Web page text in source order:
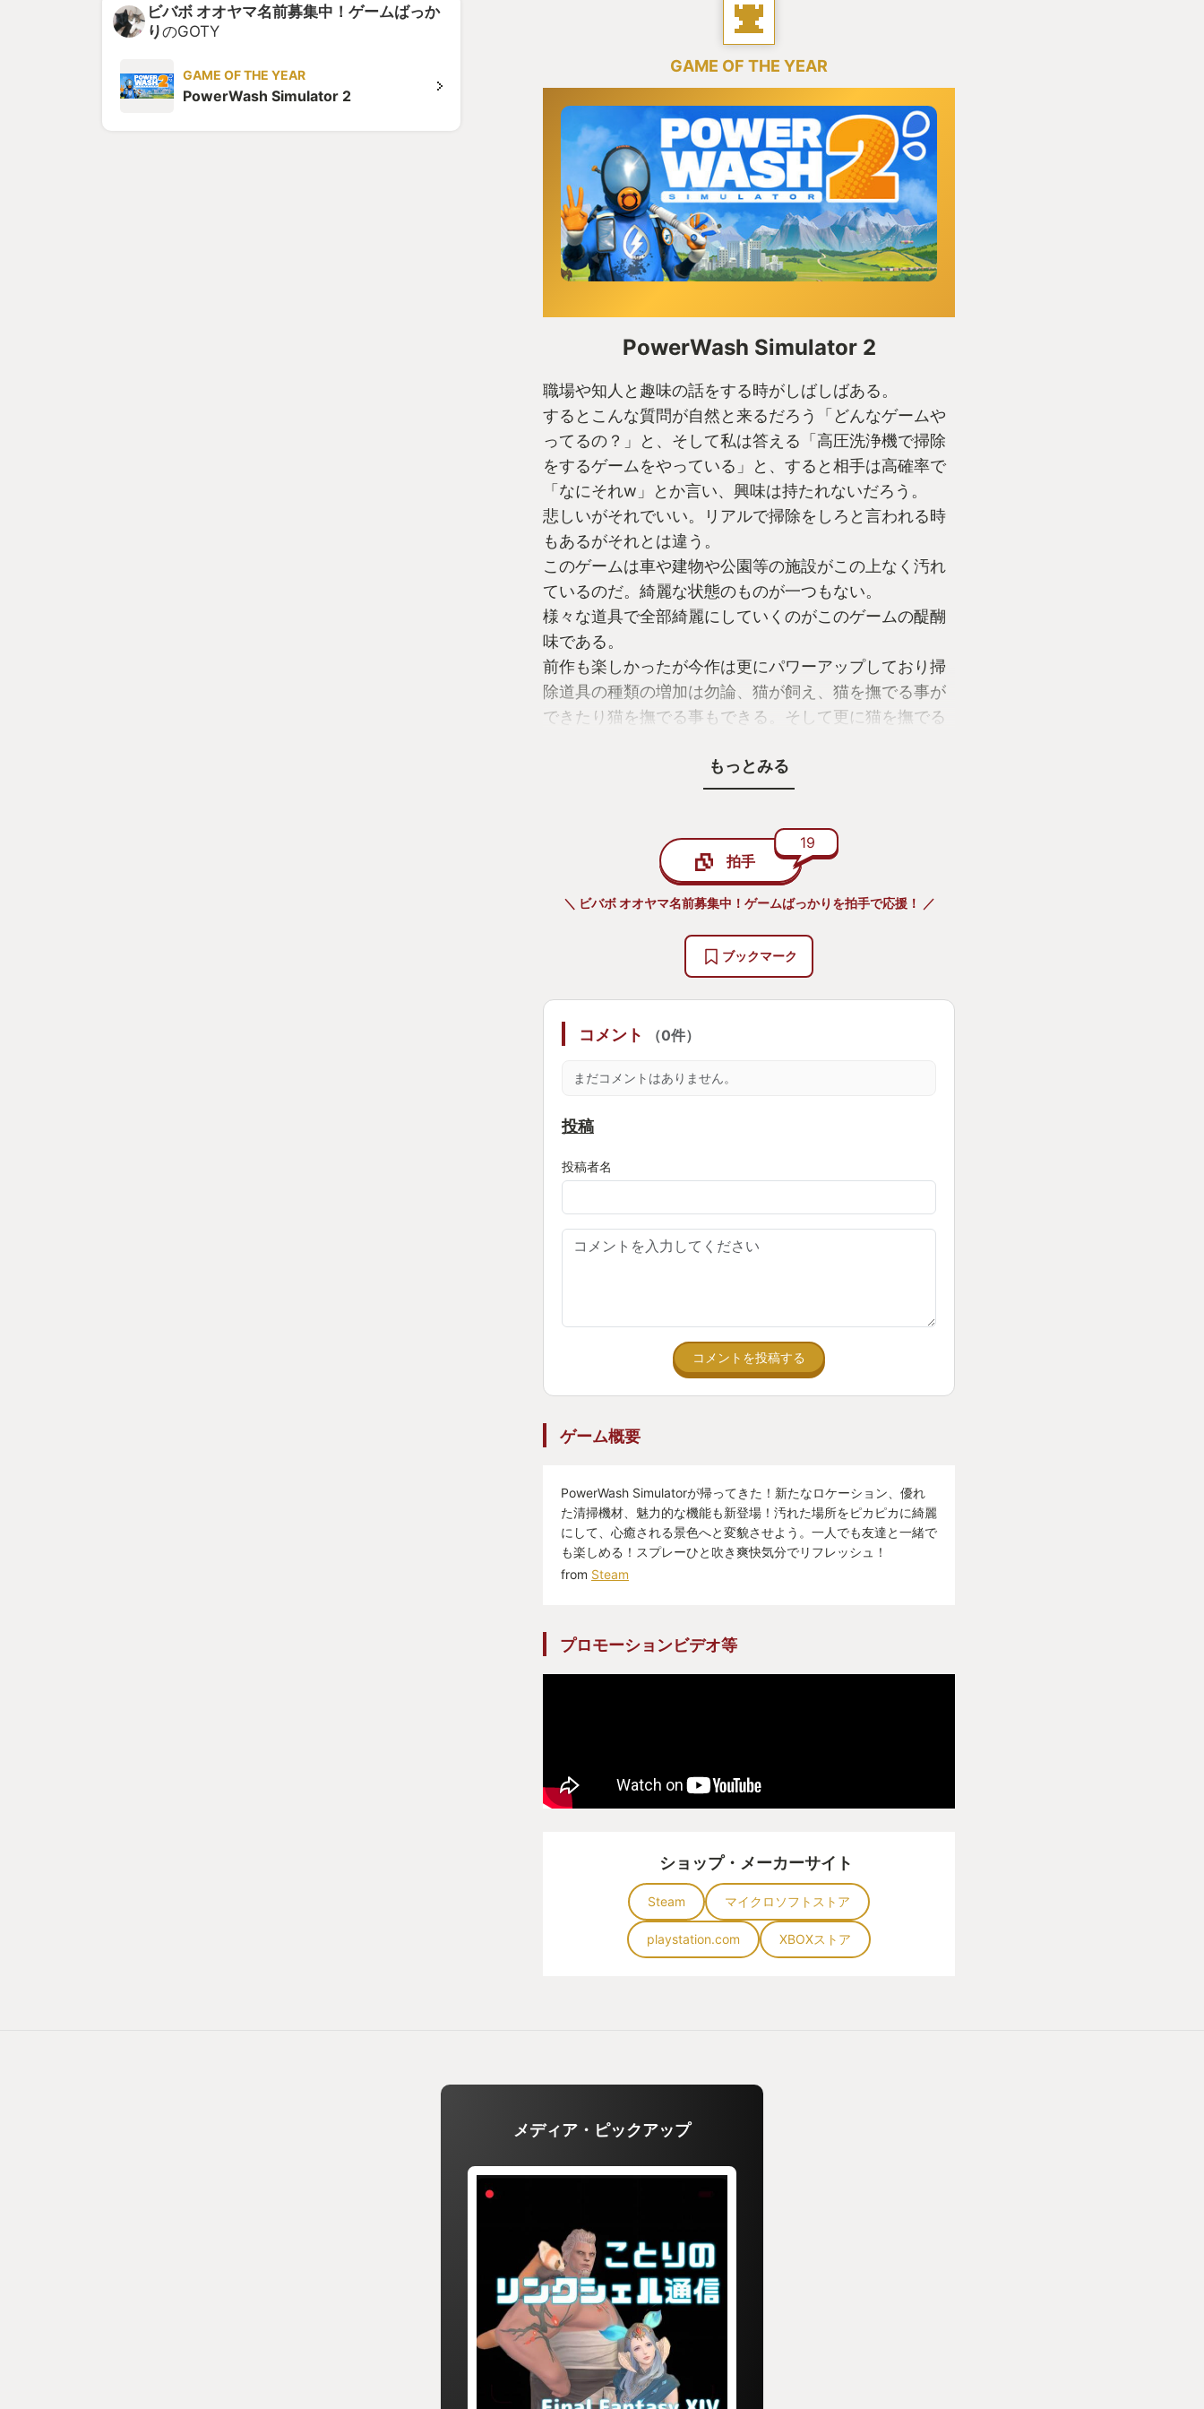
ビバボ オオヤマ名前募集中！ゲームばっか
りのGOTY
GAME OF THE YEAR
PowerWash Simulator 2
GAME OF THE YEAR
PowerWash Simulator 2
職場や知人と趣味の話をする時がしばしばある。
するとこんな質問が自然と来るだろう「どんなゲームや
ってるの？」と、そして私は答える「高圧洗浄機で掃除
をするゲームをやっている」と、すると相手は高確率で
「なにそれw」とか言い、興味は持たれないだろう。
悲しいがそれでいい。リアルで掃除をしろと言われる時
もあるがそれとは違う。
このゲームは車や建物や公園等の施設がこの上なく汚れ
ているのだ。綺麗な状態のものが一つもない。
様々な道具で全部綺麗にしていくのがこのゲームの醍醐
味である。
前作も楽しかったが今作は更にパワーアップしており掃
除道具の種類の増加は勿論、猫が飼え、猫を撫でる事が
できたり猫を撫でる事もできる。そして更に猫を撫でる
まだ全クリはしていないがちょっとした時間に少しずつ
のは仕方がないのであろう。
なので私はこのゲームを他人に勧めたりはしない。
私だけが好きなゲームでいいのだから。
もっとみる
拍手
19
＼ ビバボ オオヤマ名前募集中！ゲームばっかりを拍手で応援！ ／
ブックマーク
コメント （0件）
まだコメントはありません。
投稿
投稿者名
コメントを投稿する
ゲーム概要
PowerWash Simulatorが帰ってきた！新たなロケーション、優れ
た清掃機材、魅力的な機能も新登場！汚れた場所をピカピカに綺麗
にして、心癒される景色へと変貌させよう。一人でも友達と一緒で
も楽しめる！スプレーひと吹き爽快気分でリフレッシュ！
from Steam
プロモーションビデオ等
ショップ・メーカーサイト
Steam マイクロソフトストア
playstation.com XBOXストア
メディア・ピックアップ